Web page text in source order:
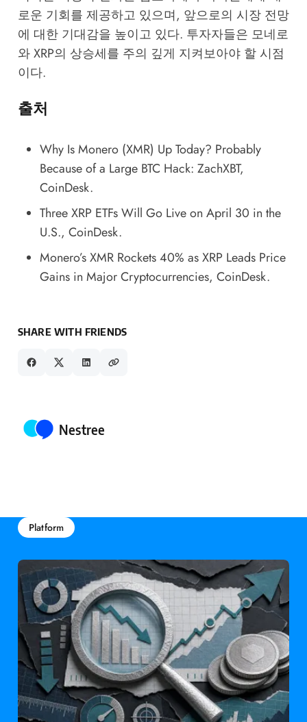
로운 기회를 제공하고 있으며, 앞으로의 시장 전망
에 대한 기대감을 높이고 있다. 투자자들은 모네로
와XRP의 상승세를 주의 깊게 지켜보아야 할 시점
이다.
출처
Why Is Monero (XMR) Up Today? Probably
Because of a Large BTC Hack: ZachXBT,
CoinDesk.
Three XRP ETFs Will Go Live on April 30 in the
U.S., CoinDesk.
Monero’s XMR Rockets 40% as XRP Leads Price
Gains in Major Cryptocurrencies, CoinDesk.
SHARE WITH FRIENDS
Posted by
Nestree
Platform